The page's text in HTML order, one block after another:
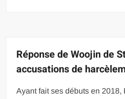
Réponse de Woojin de
accusations de
Ayant fait ses débuts en 2018,